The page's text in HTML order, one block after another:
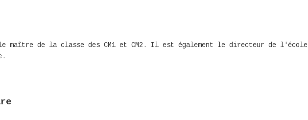
maître de la classe des CM1 et CM2. Il est également le directeur de l'école